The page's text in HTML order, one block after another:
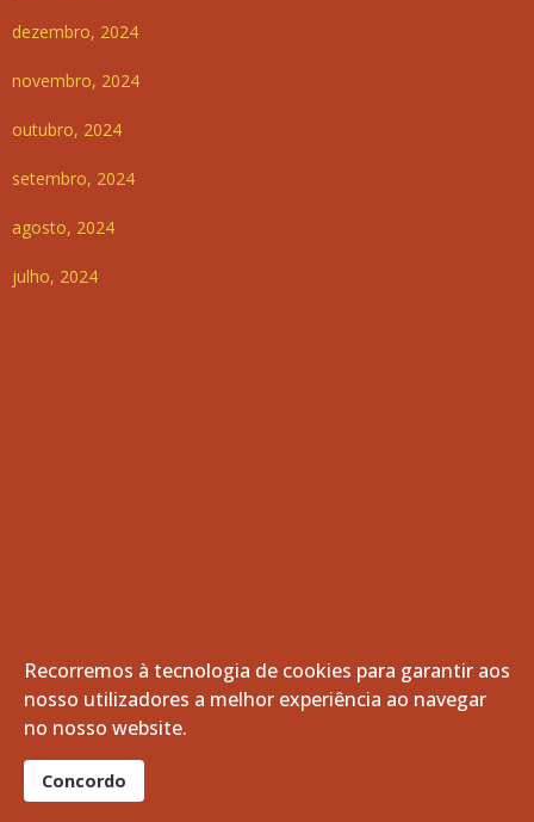
dezembro, 2024
novembro, 2024
outubro, 2024
setembro, 2024
agosto, 2024
julho, 2024
© 2026 Freguesia de Vila de Frades. Todos os direitos
reservados.
Recorremos à tecnologia de cookies para garantir aos
nosso utilizadores a melhor experiência ao navegar
no nosso website.
Concordo